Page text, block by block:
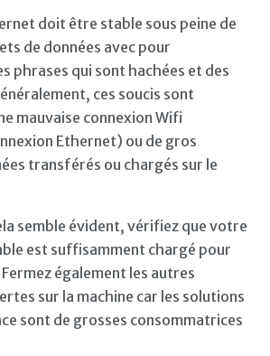
doit être stable sous peine de
de données avec pour
phrases qui sont hachées et des
ces soucis sont
mauvaise connexion Wifi
Ethernet) ou de gros
transférés ou chargés sur le
semble évident, vérifiez que votre
est suffisamment chargé pour
également les autres
sur la machine car les solutions
sont de grosses consommatrices